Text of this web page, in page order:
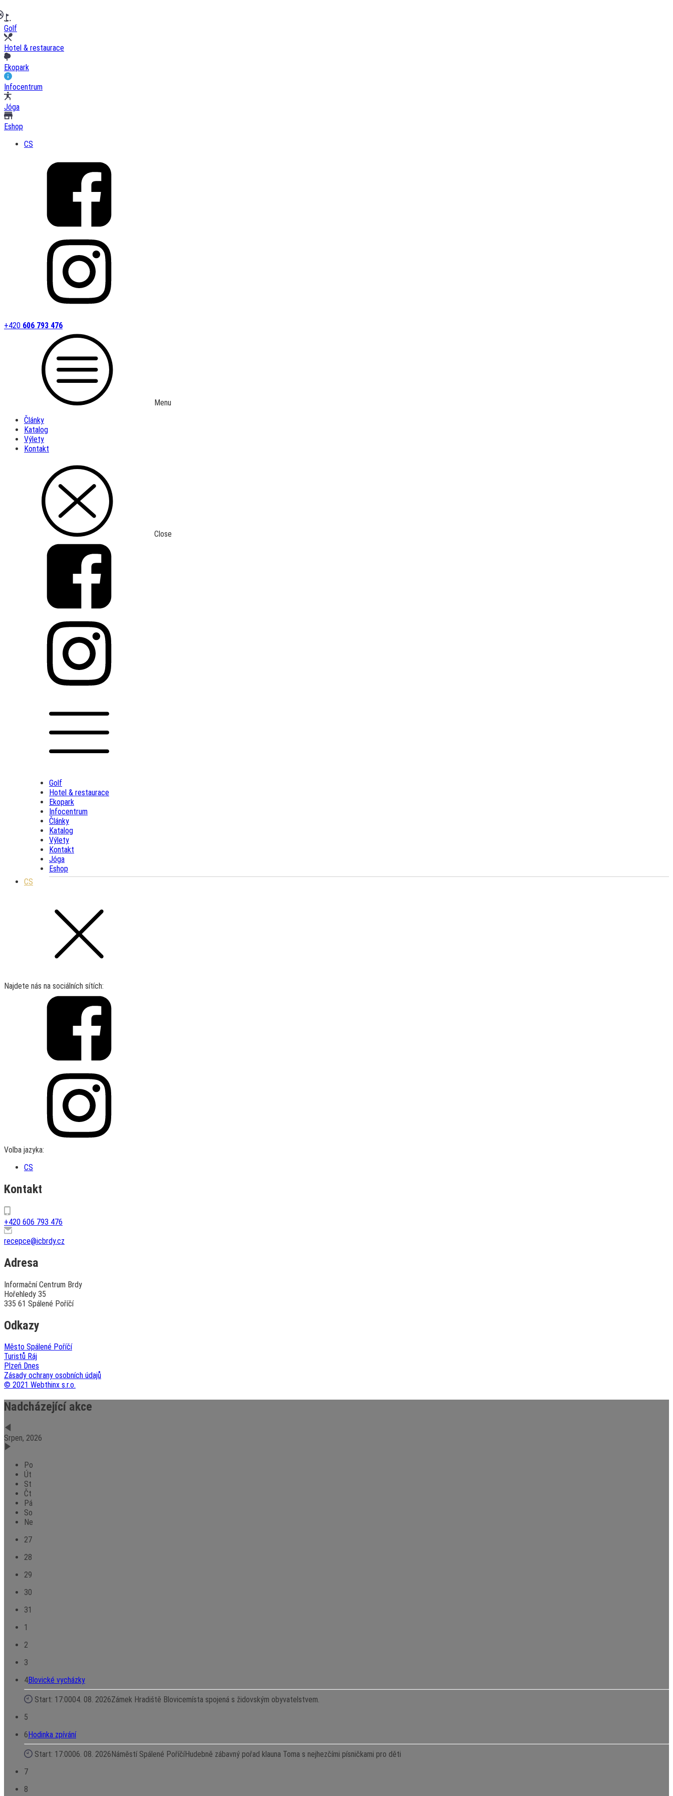
Golf
Hotel & restaurace
Ekopark
Infocentrum
Jóga
Eshop
CS
+420 606 793 476
Menu
Články
Katalog
Výlety
Kontakt
Close
Golf
Hotel & restaurace
Ekopark
Infocentrum
Články
Katalog
Výlety
Kontakt
Jóga
Eshop
CS
Najdete nás na sociálních sítích:
Volba jazyka:
CS
Kontakt
+420 606 793 476
recepce@icbrdy.cz
Adresa
Informační Centrum Brdy
Hořehledy 35
335 61 Spálené Poříčí
Odkazy
Město Spálené Poříčí
Turistů Ráj
Plzeň Dnes
Zásady ochrany osobních údajů
© 2021 Webthinx s.r.o.
Nadcházející akce
Srpen, 2026
Po
Út
St
Čt
Pá
So
Ne
27
28
29
30
31
1
2
3
4Blovické vycházky
Start: 17:0004. 08. 2026Zámek Hradiště Blovicemísta spojená s židovským obyvatelstvem.
5
6 Hodinka zpívání
Start: 17:0006. 08. 2026 Náměstí Spálené PoříčíHudebně zábavný pořad klauna Toma s nejhezčími písničkami pro děti
7
8